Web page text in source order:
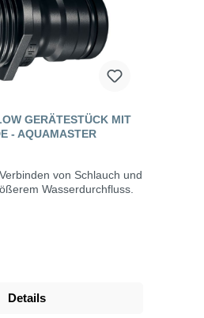
vom Einsatz mit
zu langen Schläuchen.
und maximale
dank dem sofort
Lock-Kupplungssystem!
GERÄTESTÜCK MIT
- AQUAMASTER
von Schlauch und
Wasserdurchfluss.
Details